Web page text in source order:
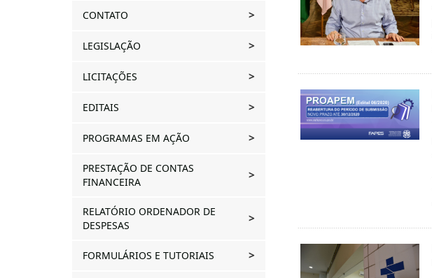
CONTATO
LEGISLAÇÃO
LICITAÇÕES
EDITAIS
PROGRAMAS EM AÇÃO
PRESTAÇÃO DE CONTAS
FINANCEIRA
RELATÓRIO ORDENADOR DE
DESPESAS
FORMULÁRIOS E TUTORIAIS